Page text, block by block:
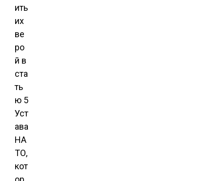
ить
их
ве
ро
й в
ста
ть
ю 5
Уст
ава
НА
ТО,
кот